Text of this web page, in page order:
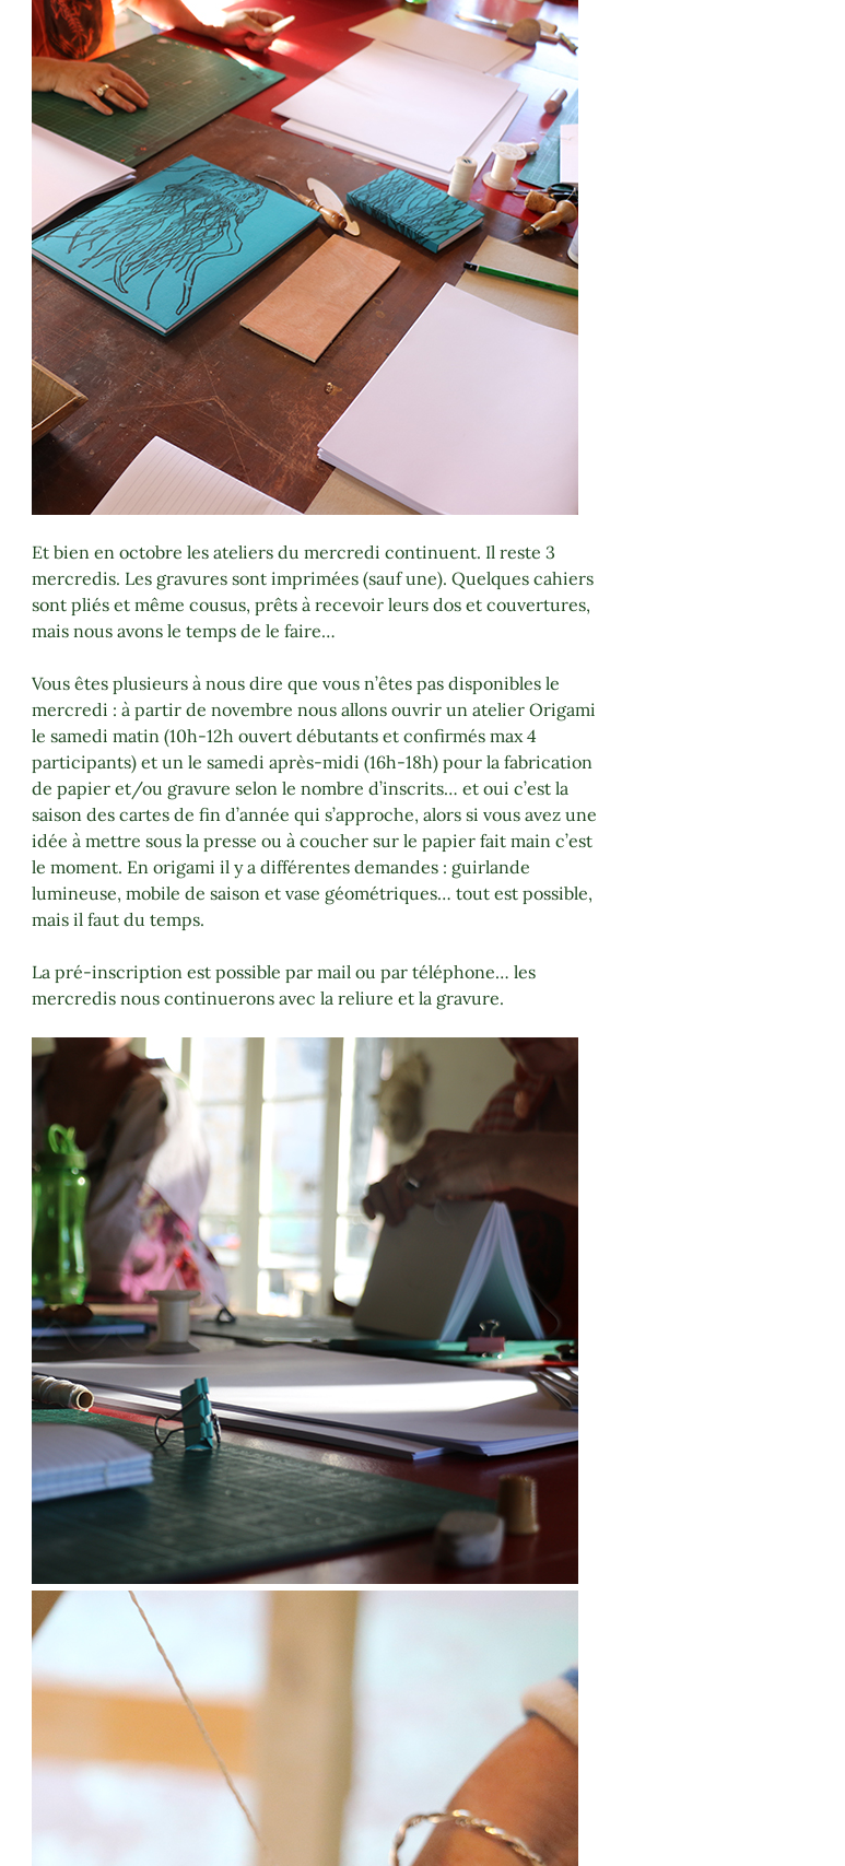
Et bien en octobre les ateliers du mercredi continuent. Il reste 3
mercredis. Les gravures sont imprimées (sauf une). Quelques cahiers
sont pliés et même cousus, prêts à recevoir leurs dos et couvertures,
mais nous avons le temps de le faire…
Vous êtes plusieurs à nous dire que vous n’êtes pas disponibles le
mercredi : à partir de novembre nous allons ouvrir un atelier Origami
le samedi matin (10h-12h ouvert débutants et confirmés max 4
participants) et un le samedi après-midi (16h-18h) pour la fabrication
de papier et/ou gravure selon le nombre d’inscrits… et oui c’est la
saison des cartes de fin d’année qui s’approche, alors si vous avez une
idée à mettre sous la presse ou à coucher sur le papier fait main c’est
le moment. En origami il y a différentes demandes : guirlande
lumineuse, mobile de saison et vase géométriques… tout est possible,
mais il faut du temps.
La pré-inscription est possible par mail ou par téléphone… les
mercredis nous continuerons avec la reliure et la gravure.